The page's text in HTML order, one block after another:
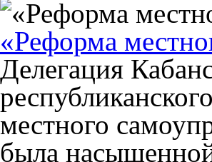
«Реформа
Делегация
местного
была